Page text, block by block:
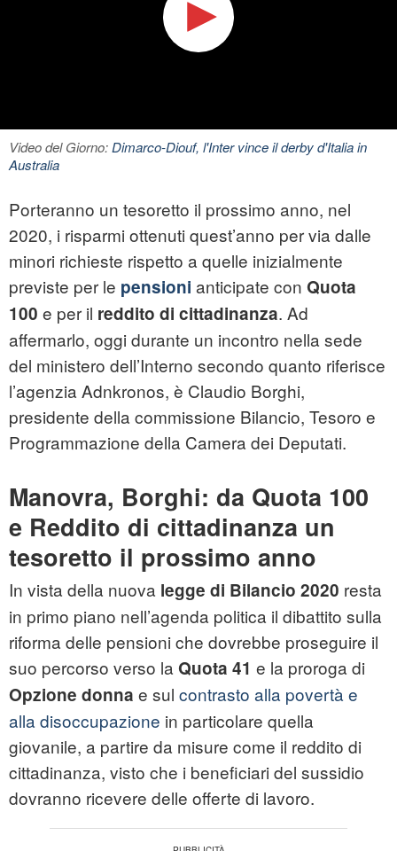
Video del Giorno:Dimarco-Diouf, l'Inter vince il derby d'Italia in
Australia
Porteranno un tesoretto il prossimo anno, nel
2020, i risparmi ottenuti quest’anno per via dalle
minori richieste rispetto a quelle inizialmente
previste per le pensioni anticipate con Quota
100 e per il reddito di cittadinanza. Ad
affermarlo, oggi durante un incontro nella sede
del ministero dell’Interno secondo quanto riferisce
l’agenzia Adnkronos, è Claudio Borghi,
presidente della commissione Bilancio, Tesoro e
Programmazione della Camera dei Deputati.
Manovra, Borghi: da Quota 100
e Reddito di cittadinanza un
tesoretto il prossimo anno
In vista della nuova legge di Bilancio 2020 resta
in primo piano nell’agenda politica il dibattito sulla
riforma delle pensioni che dovrebbe proseguire il
suo percorso verso la Quota 41 e la proroga di
Opzione donna e sul contrasto alla povertà e
alla disoccupazione in particolare quella
giovanile, a partire da misure come il reddito di
cittadinanza, visto che i beneficiari del sussidio
dovranno ricevere delle offerte di lavoro.